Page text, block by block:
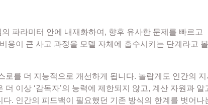
파라미터 안에 내재화하여, 향후 유사한 문제를 빠르고
용이 큰 사고 과정을 모델 자체에 흡수시키는 단계라고
로를 더 지능적으로 개선하게 됩니다. 놀랍게도 인간의
이상 ‘감독자’의 능력에 제한되지 않고, 계산 자원과 알
. 인간의 피드백이 필요했던 기존 방식의 한계를 벗어나